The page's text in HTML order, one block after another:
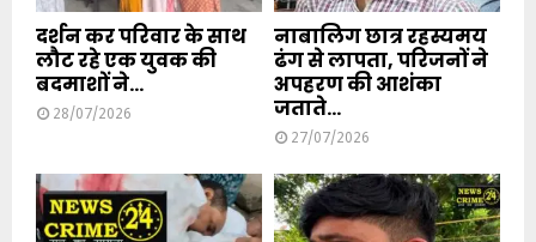
दर्शन कर परिवार के साथ
लौट रहे एक युवक की
बदमाशों ने...
28/07/2026
नाबालिग छात्र रहस्यमय
ढंग से लापता, परिजनों ने
अपहरण की आशंका
जताते...
27/07/2026